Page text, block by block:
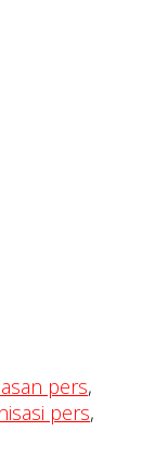
pers,
pers,